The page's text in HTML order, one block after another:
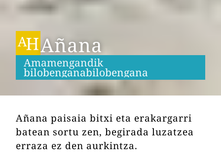
Añana
Amamengandik
bilobenganabilobengana
Añana paisaia bitxi eta erakargarri
batean sortu zen, begirada luzatzea
erraza ez den aurkintza.